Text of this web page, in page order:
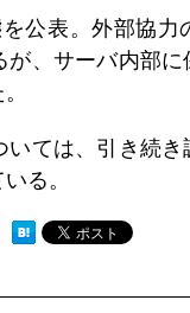
公表。外部協
が、サーバ内部
ては、引き続
る。